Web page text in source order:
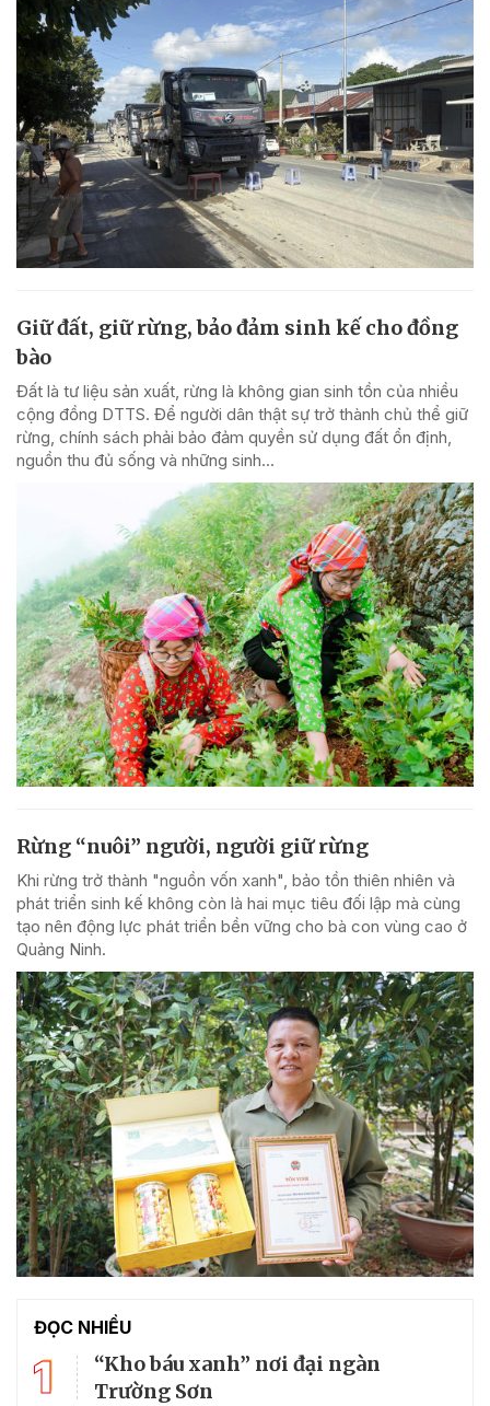
Giữ đất, giữ rừng, bảo đảm sinh kế cho đồng
bào
Đất là tư liệu sản xuất, rừng là không gian sinh tồn của nhiều
cộng đồng DTTS. Để người dân thật sự trở thành chủ thể giữ
rừng, chính sách phải bảo đảm quyền sử dụng đất ổn định,
nguồn thu đủ sống và những sinh...
Rừng “nuôi” người, người giữ rừng
Khi rừng trở thành "nguồn vốn xanh", bảo tồn thiên nhiên và
phát triển sinh kế không còn là hai mục tiêu đối lập mà cùng
tạo nên động lực phát triển bền vững cho bà con vùng cao ở
Quảng Ninh.
ĐỌC NHIỀU
1
“Kho báu xanh” nơi đại ngàn
Trường Sơn